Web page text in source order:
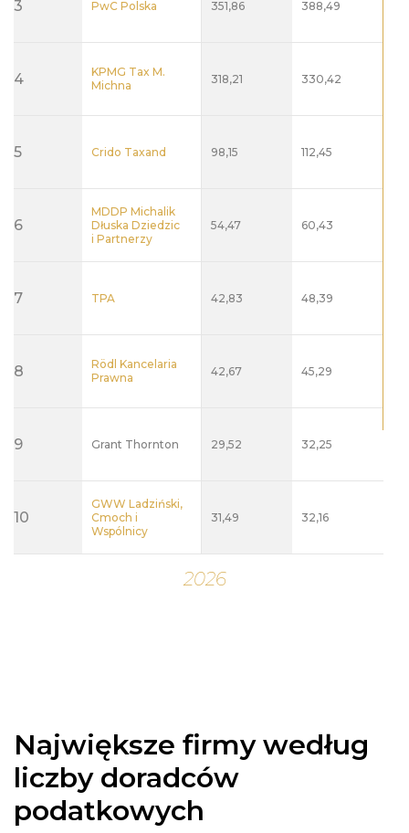
Największe firmy według
liczby doradców
podatkowych